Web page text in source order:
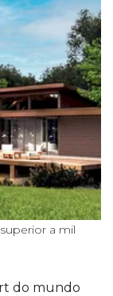
a mil
do mundo